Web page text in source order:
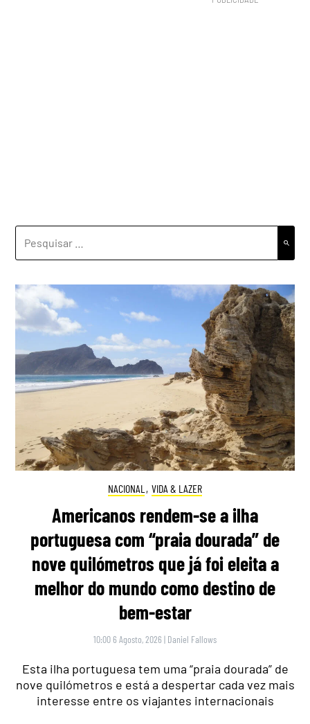
POR:
NACIONAL , VIDA & LAZER
Americanos rendem-se a ilha
portuguesa com “praia dourada” de
nove quilómetros que já foi eleita a
melhor do mundo como destino de
bem-estar
10:00 6 Agosto, 2026 | Daniel Fallows
Esta ilha portuguesa tem uma “praia dourada” de
nove quilómetros e está a despertar cada vez mais
interesse entre os viajantes internacionais